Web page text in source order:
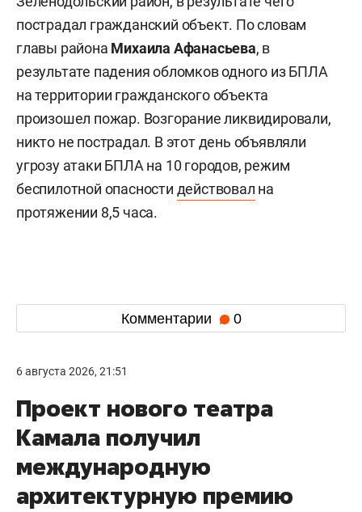
пострадал гражданский объект. По словам
главы района Михаила Афанасьева, в
результате падения обломков одного из БПЛА
на территории гражданского объекта
произошел пожар. Возгорание ликвидировали,
никто не пострадал. В этот день объявляли
угрозу атаки БПЛА на 10 городов, режим
беспилотной опасности действовал на
протяжении 8,5 часа.
Комментарии 0
6 августа 2026, 21:51
Проект нового театра
Камала получил
международную
архитектурную премию